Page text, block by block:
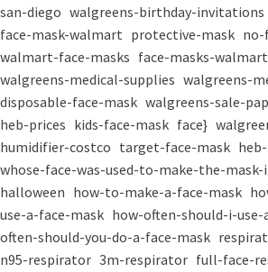
san-diego walgreens-birthday-invitations
face-mask-walmart protective-mask no-
walmart-face-masks face-masks-walmart
walgreens-medical-supplies walgreens-
disposable-face-mask walgreens-sale-
heb-prices kids-face-mask face}
humidifier-costco target-face-mask
whose-face-was-used-to-make-the-
halloween how-to-make-a-face-mask
use-a-face-mask how-often-should-i-use-
often-should-you-do-a-face-mask
n95-respirator 3m-respirator full-face-